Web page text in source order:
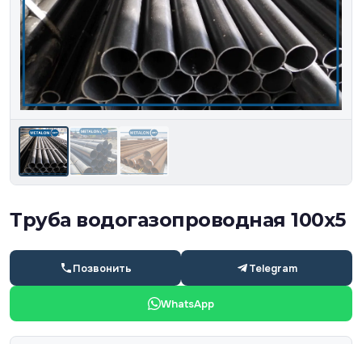
Труба водогазопроводная 100х5
Позвонить Telegram
WhatsApp